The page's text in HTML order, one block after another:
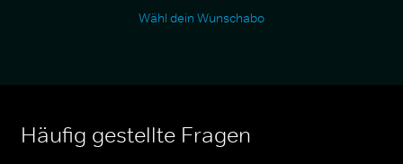
Wähl dein Wunschabo
Häufig gestellte Fragen